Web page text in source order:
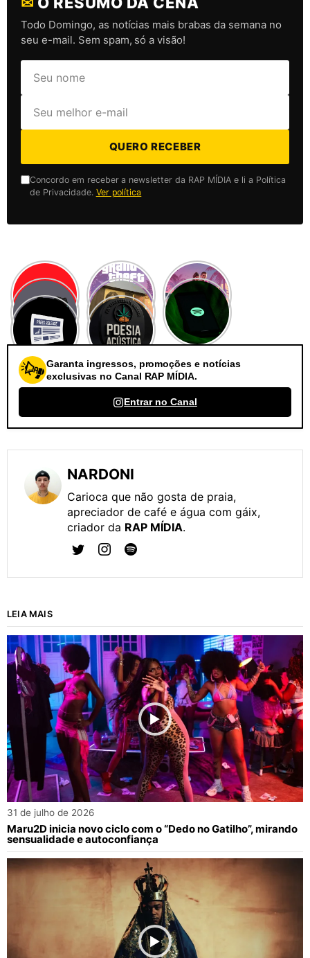
Todo Domingo, as notícias mais brabas da semana no
seu e-mail. Sem spam, só a visão!
QUERO RECEBER
Concordo em receber a newsletter da RAP MÍDIA e li a Política
de Privacidade. Ver política
Garanta ingressos, promoções e notícias
exclusivas no Canal RAP MÍDIA.
Entrar no Canal
NARDONI
Carioca que não gosta de praia,
apreciador de café e água com gáix,
criador da RAP MÍDIA.
LEIA MAIS
31 de julho de 2026
Maru2D inicia novo ciclo com o “Dedo no Gatilho”, mirando
sensualidade e autoconfiança